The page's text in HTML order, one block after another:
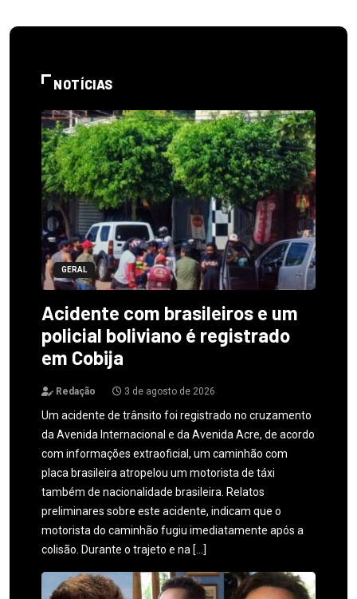
NOTÍCIAS
GERAL
Acidente com brasileiros e um
policial boliviano é registrado
em Cobija
Redação 3 de agosto de 2026
Um acidente de trânsito foi registrado no cruzamento
da Avenida Internacional e da Avenida Acre, de acordo
com informações extraoficial, um caminhão com
placa brasileira atropelou um motorista de táxi
também de nacionalidade brasileira. Relatos
preliminares sobre este acidente, indicam que o
motorista do caminhão fugiu imediatamente após a
colisão. Durante o trajeto e na […]